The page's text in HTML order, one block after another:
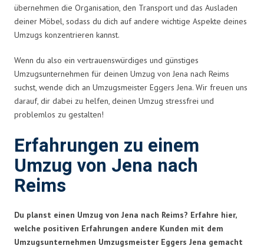
übernehmen die Organisation, den Transport und das Ausladen
deiner Möbel, sodass du dich auf andere wichtige Aspekte deines
Umzugs konzentrieren kannst.
Wenn du also ein vertrauenswürdiges und günstiges
Umzugsunternehmen für deinen Umzug von Jena nach Reims
suchst, wende dich an Umzugsmeister Eggers Jena. Wir freuen uns
darauf, dir dabei zu helfen, deinen Umzug stressfrei und
problemlos zu gestalten!
Erfahrungen zu einem
Umzug von Jena nach
Reims
Du planst einen Umzug von Jena nach Reims? Erfahre hier,
welche positiven Erfahrungen andere Kunden mit dem
Umzugsunternehmen Umzugsmeister Eggers Jena gemacht